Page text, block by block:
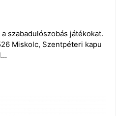
szabadulószobás játékokat.
Miskolc, Szentpéteri kapu